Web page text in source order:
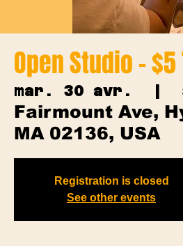
Open Studio -
mar. 30 avr.
  |
Fairmount Ave,
MA 02136, USA
Registration is closed
See other events